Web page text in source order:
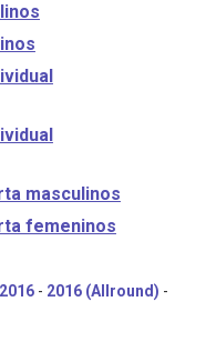
masculinos
femeninos
2016- 2016 (Allround) -